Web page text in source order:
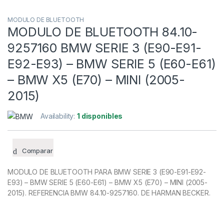
MODULO DE BLUETOOTH
MODULO DE BLUETOOTH 84.10-
9257160 BMW SERIE 3 (E90-E91-
E92-E93) – BMW SERIE 5 (E60-E61)
– BMW X5 (E70) – MINI (2005-
2015)
Availability:1 disponibles
Comparar
MODULO DE BLUETOOTH PARA BMW SERIE 3 (E90-E91-E92-
E93) – BMW SERIE 5 (E60-E61) – BMW X5 (E70) – MINI (2005-
2015). REFERENCIA BMW 84.10-9257160. DE HARMAN BECKER.